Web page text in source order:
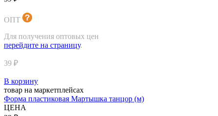
ОПТ
Для получения оптовых цен
перейдите на страницу.
39 ₽
В корзину
товар на маркетплейсах
Форма пластиковая Мартышка танцор (м)
ЦЕНА